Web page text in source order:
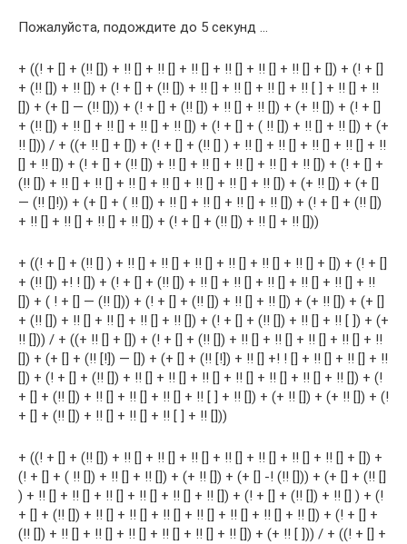
Пожалуйста, подождите до 5 секунд …
+ ((! + [] + (!! []) + !! [] + !! [] + !! [] + !! [] + !! [] + !! [] + []) + (! + []
+ (!! []) + !! []) + (! + [] + (!! []) + !! [] + !! [] + !! [] + !! [ ] + !! [] + !!
[]) + (+ [] — (!! [])) + (! + [] + (!! []) + !! [] + !! []) + (+ !! []) + (! + []
+ (!! []) + !! [] + !! [] + !! [] + !! []) + (! + [] + ( !! []) + !! [] + !! []) + (+
!! [])) / + ((+ !! [] + []) + (! + [] + (!! [] ) + !! [] + !! [] + !! [] + !! [] + !!
[] + !! []) + (! + [] + (!! []) + !! [] + !! [] + !! [] + !! [] + !! []) + (! + [] +
(!! []) + !! [] + !! [] + !! [] + !! [] + !! [] + !! [] + !! []) + (+ !! []) + (+ []
— (!! []!)) + (+ [] + ( !! []) + !! [] + !! [] + !! [] + !! []) + (! + [] + (!! [])
+ !! [] + !! [] + !! [] + !! []) + (! + [] + (!! []) + !! [] + !! []))
+ ((! + [] + (!! [] ) + !! [] + !! [] + !! [] + !! [] + !! [] + !! [] + []) + (! + []
+ (!! []) +! ! []) + (! + [] + (!! []) + !! [] + !! [] + !! [] + !! [] + !! [] + !!
[]) + ( ! + [] — (!! [])) + (! + [] + (!! []) + !! [] + !! []) + (+ !! []) + (+ []
+ (!! []) + !! [] + !! [] + !! [] + !! []) + (! + [] + (!! []) + !! [] + !! [ ]) + (+
!! [])) / + ((+ !! [] + []) + (! + [] + (!! []) + !! [] + !! [] + !! [] + !! [] + !!
[]) + (+ [] + (!! [!]) — []) + (+ [] + (!! [!]) + !! [] +! ! [] + !! [] + !! [] + !!
[]) + (! + [] + (!! []) + !! [] + !! [] + !! [] + !! [] + !! [] + !! [] + !! []) + (!
+ [] + (!! []) + !! [] + !! [] + !! [] + !! [ ] + !! []) + (+ !! []) + (+ !! []) + (!
+ [] + (!! []) + !! [] + !! [] + !! [ ] + !! []))
+ ((! + [] + (!! []) + !! [] + !! [] + !! [] + !! [] + !! [] + !! [] + !! [] + []) +
(! + [] + ( !! []) + !! [] + !! []) + (+ !! []) + (+ [] -! (!! [])) + (+ [] + (!! []
) + !! [] + !! [] + !! [] + !! [] + !! [] + !! []) + (! + [] + (!! []) + !! [] ) + (!
+ [] + (!! []) + !! [] + !! [] + !! [] + !! [] + !! [] + !! [] + !! []) + (! + [] +
(!! []) + !! [] + !! [] + !! [] + !! [] + !! [] + !! []) + (+ !! [ ])) / + ((! + [] +